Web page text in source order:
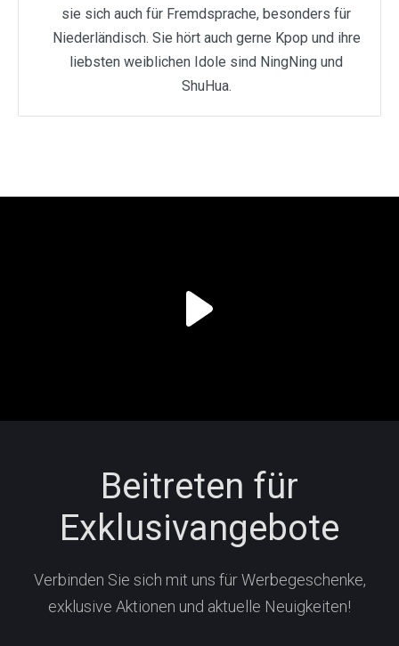
sie sich auch für Fremdsprache, besonders für
Niederländisch. Sie hört auch gerne Kpop und ihre
liebsten weiblichen Idole sind NingNing und
ShuHua.
Beitreten für
Exklusivangebote
Verbinden Sie sich mit uns für Werbegeschenke,
exklusive Aktionen und aktuelle Neuigkeiten!